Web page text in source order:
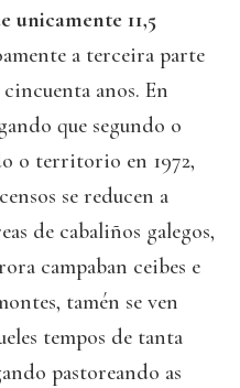
unicamente 11,5
a terceira parte
anos. En
que segundo o
o territorio en 1972,
se reducen a
de cabaliños galegos,
campaban ceibes e
tamén se ven
tempos de tanta
pastoreando as